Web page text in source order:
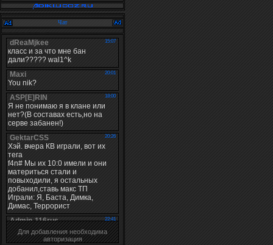
Чат
Для добавления необходима
авторизация